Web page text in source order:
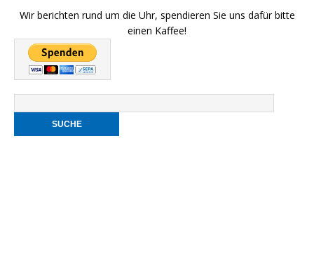
Wir berichten rund um die Uhr, spendieren Sie uns dafür bitte
einen Kaffee!